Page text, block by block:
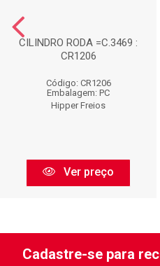
CILINDRO RODA =C.3469 :
CR1206
Código: CR1206
Embalagem: PC
Hipper Freios
Ver preço
Cadastre-se para